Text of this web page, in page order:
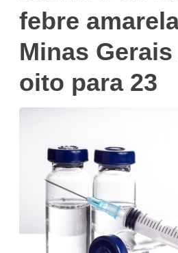
febre
Minas
oito para 23